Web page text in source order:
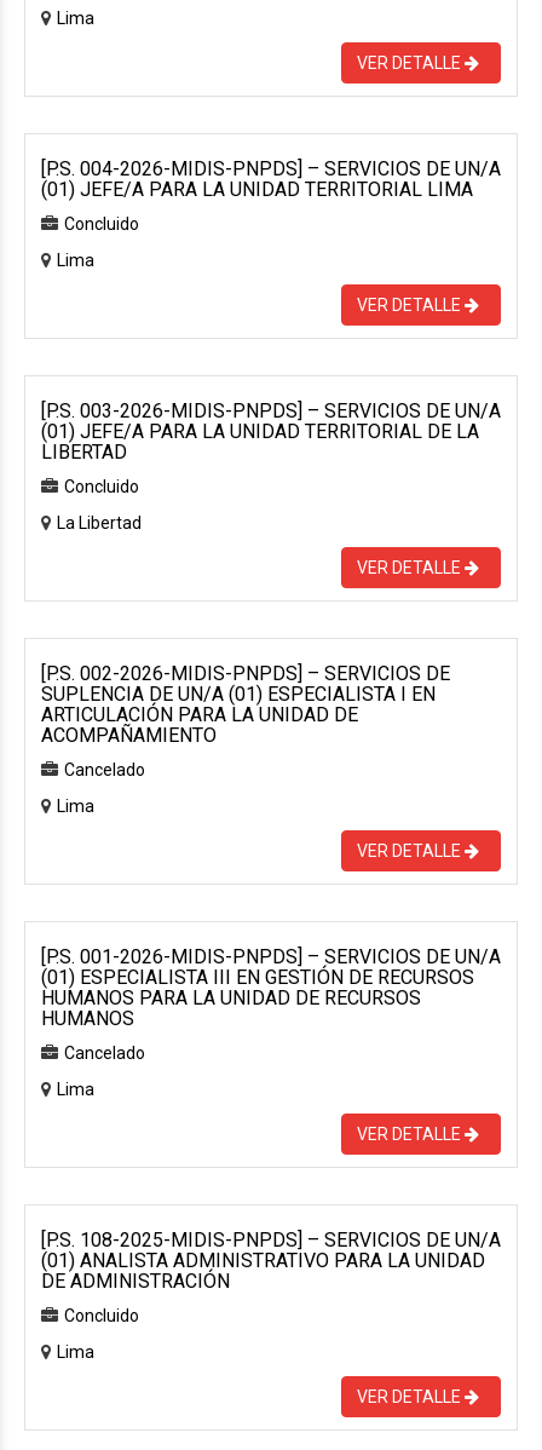
Lima
VER DETALLE
[P.S. 004-2026-MIDIS-PNPDS] – SERVICIOS DE UN/A
(01) JEFE/A PARA LA UNIDAD TERRITORIAL LIMA
Concluido
Lima
VER DETALLE
[P.S. 003-2026-MIDIS-PNPDS] – SERVICIOS DE UN/A
(01) JEFE/A PARA LA UNIDAD TERRITORIAL DE LA
LIBERTAD
Concluido
La Libertad
VER DETALLE
[P.S. 002-2026-MIDIS-PNPDS] – SERVICIOS DE
SUPLENCIA DE UN/A (01) ESPECIALISTA I EN
ARTICULACIÓN PARA LA UNIDAD DE
ACOMPAÑAMIENTO
Cancelado
Lima
VER DETALLE
[P.S. 001-2026-MIDIS-PNPDS] – SERVICIOS DE UN/A
(01) ESPECIALISTA III EN GESTIÓN DE RECURSOS
HUMANOS PARA LA UNIDAD DE RECURSOS
HUMANOS
Cancelado
Lima
VER DETALLE
[P.S. 108-2025-MIDIS-PNPDS] – SERVICIOS DE UN/A
(01) ANALISTA ADMINISTRATIVO PARA LA UNIDAD
DE ADMINISTRACIÓN
Concluido
Lima
VER DETALLE